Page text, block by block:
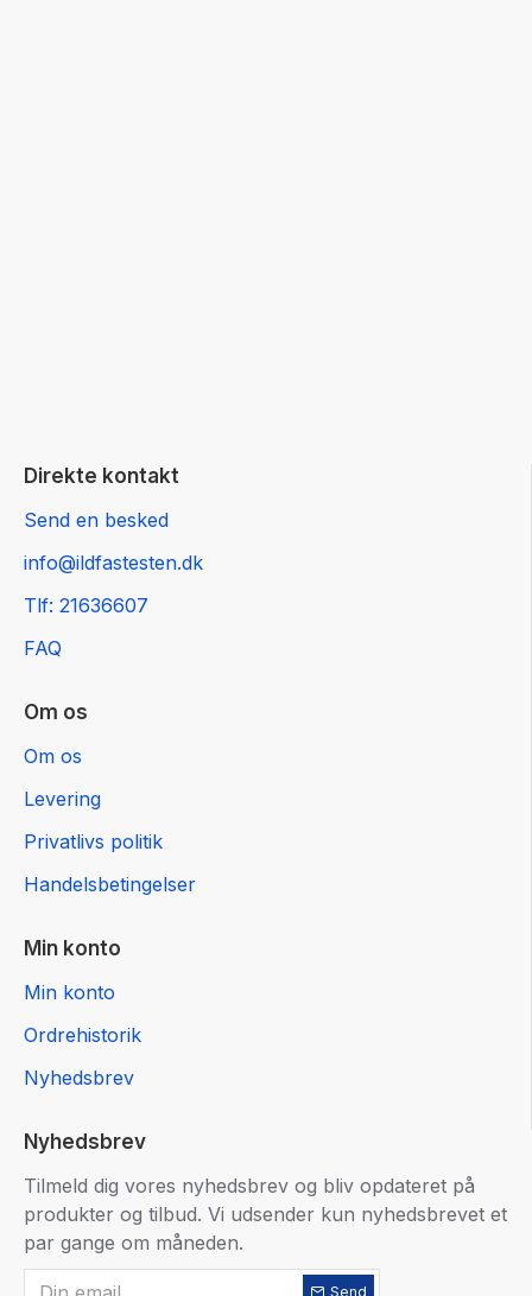
Direkte kontakt
Send en besked
info@ildfastesten.dk
Tlf: 21636607
FAQ
Om os
Om os
Levering
Privatlivs politik
Handelsbetingelser
Min konto
Min konto
Ordrehistorik
Nyhedsbrev
Nyhedsbrev
Tilmeld dig vores nyhedsbrev og bliv opdateret på
produkter og tilbud. Vi udsender kun nyhedsbrevet et
par gange om måneden.
Send